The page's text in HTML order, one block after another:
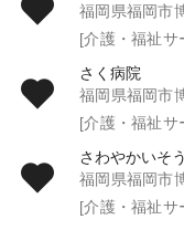
福岡県福岡市
[介護・福祉サ
さく病院
福岡県福岡市
[介護・福祉サ
さわやかいそ
福岡県福岡市
[介護・福祉サ